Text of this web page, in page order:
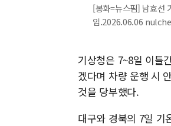
[봉화=뉴스핌] 남효선
임.2026.06.06
기상청은 7~8일 이틀
겠다며 차량 운행 시
것을 당부했다.
대구와 경북의 7일 기